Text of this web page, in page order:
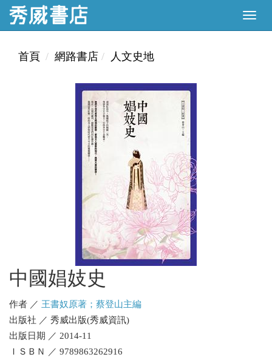
首頁 網路書店 人文史地
中國娼妓史
作者 ／ 王書奴原著；蔡登山主編
出版社 ／ 秀威出版(秀威資訊)
出版日期 ／ 2014-11
ＩＳＢＮ ／ 9789863262916